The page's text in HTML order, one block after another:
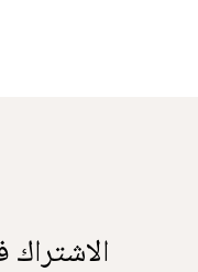
الاشتراك